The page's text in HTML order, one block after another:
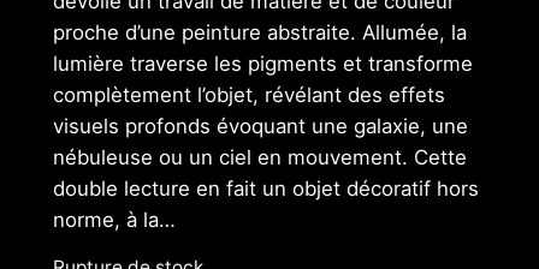
proche d’une peinture abstraite. Allumée, la
lumière traverse les pigments et transforme
complètement l’objet, révélant des effets
visuels profonds évoquant une galaxie, une
nébuleuse ou un ciel en mouvement. Cette
double lecture en fait un objet décoratif hors
norme, à la…